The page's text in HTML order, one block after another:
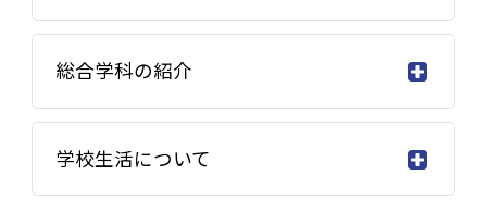
総合学科の紹介
学校生活について